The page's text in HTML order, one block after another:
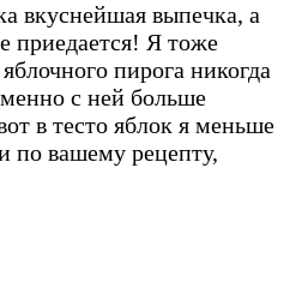
вкуснейшая выпечка, а
приедается! Я тоже
пирога никогда
с ней больше
в тесто яблок я меньше
по вашему рецепту,